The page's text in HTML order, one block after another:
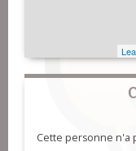
Cette personne n'a